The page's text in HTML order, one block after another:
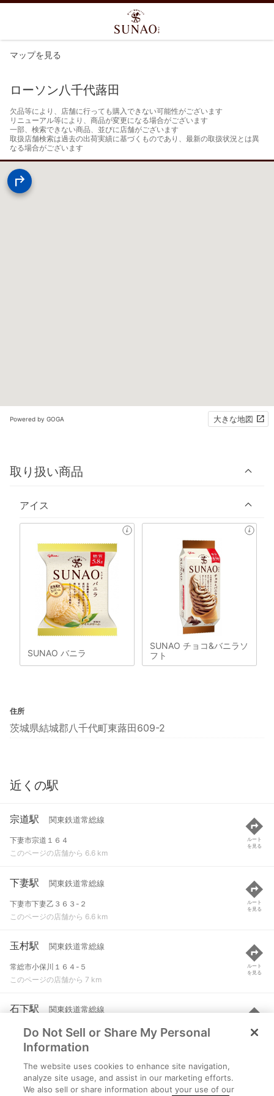
マップを見る
ローソン八千代蕗田
欠品等により、店舗に行っても購入できない可能性がございます
リニューアル等により、商品が変更になる場合がございます
一部、検索できない商品、並びに店舗がございます
取扱店舗検索は過去の出荷実績に基づくものであり、最新の取扱状況とは異
なる場合がございます
Powered by GOGA 大きな地図
取り扱い商品
アイス
SUNAO バニラ
SUNAO チョコ&バニラソ
フト
住所
茨城県結城郡八千代町東蕗田609-2
近くの駅
宗道駅 関東鉄道常総線
下妻市宗道１６４
このページの店舗から 6.6 km
ルート
を見る
下妻駅 関東鉄道常総線
下妻市下妻乙３６３-２
このページの店舗から 6.6 km
ルート
を見る
玉村駅 関東鉄道常総線
常総市小保川１６４-５
このページの店舗から 7 km
ルート
を見る
石下駅 関東鉄道常総線
常総市新石下３７６-１
このページの店舗から 8.3 km
ルート
を見る
大宝駅 関東鉄道常総線
下妻市大宝２３３-９
Do Not Sell or Share My Personal
Information
The website uses cookies to enhance site navigation,
analyze site usage, and assist in our marketing efforts.
We also sell or share information about your use of our